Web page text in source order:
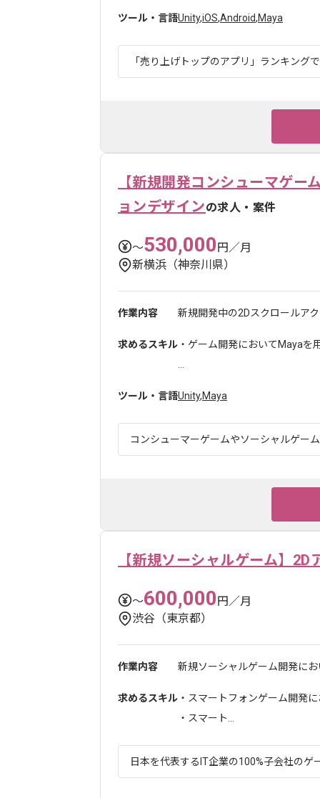
ツール・言語Unity,iOS,Android,Maya
「売り上げトップのアプリ」ランキング
【新規開発コンシューマゲー
ョンデザインの求人・案件
〜530,000円／月
新横浜（神奈川県）
作業内容 新規開発中の2Dスクロールア
求めるスキル ・ゲーム開発においてMayaを
ツール・言語Unity,Maya
コンシューマーゲームやソーシャルゲー
【新規ソーシャルゲーム】
〜600,000円／月
渋谷（東京都）
作業内容 新規ソーシャルゲーム開発に
求めるスキル ・スマートフォンゲーム開発
・スマート...
日本を代表するIT企業の100%子会社のゲ